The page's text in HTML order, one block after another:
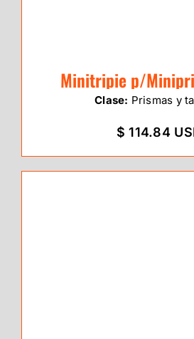
Minitripie p/
Clase: Prismas y
$ 114.84